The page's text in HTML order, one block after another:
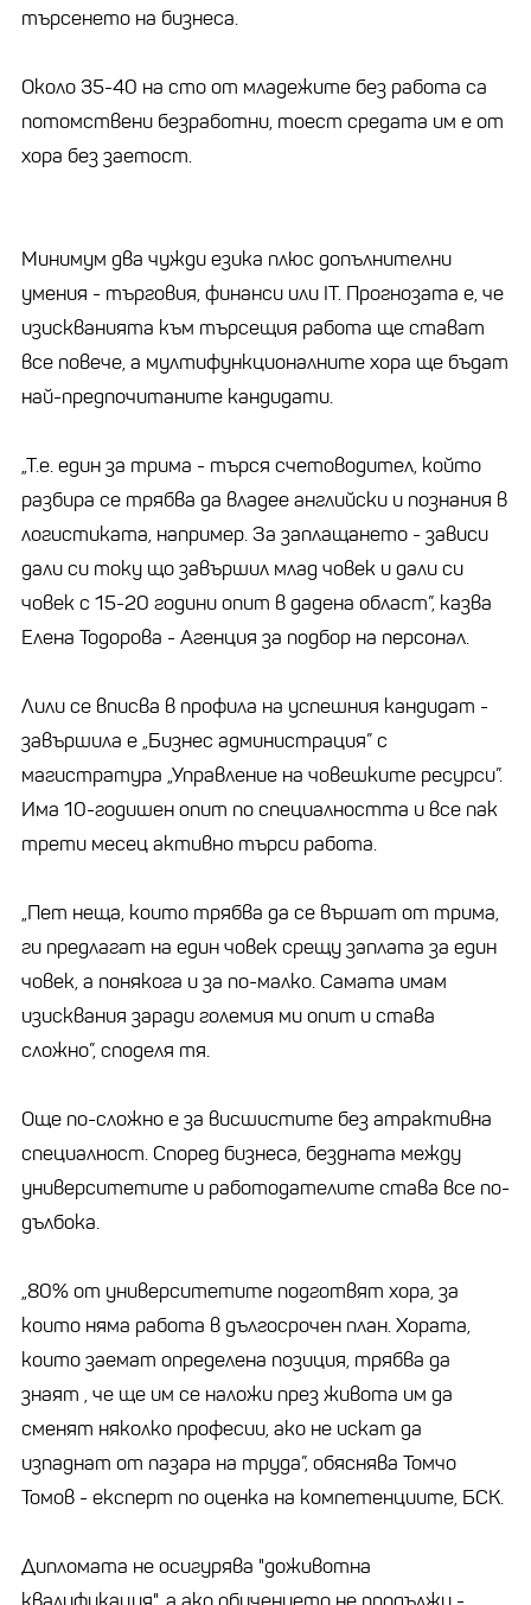
търсенето на бизнеса.
Около 35-40 на сто от младежите без работа са
потомствени безработни, тоест средата им е от
хора без заетост.
Минимум два чужди езика плюс допълнителни
умения - търговия, финанси или IT. Прогнозата е, че
изискванията към търсещия работа ще стават
все повече, а мултифункционалните хора ще бъдат
най-предпочитаните кандидати.
„Т.е. един за трима - търся счетоводител, който
разбира се трябва да владее английски и познания в
логистиката, например. За заплащането - зависи
дали си току що завършил млад човек и дали си
човек с 15-20 години опит в дадена област”, казва
Елена Тодорова - Агенция за подбор на персонал.
Лили се вписва в профила на успешния кандидат -
завършила е „Бизнес администрация” с
магистратура „Управление на човешките ресурси”.
Има 10-годишен опит по специалността и все пак
трети месец активно търси работа.
„Пет неща, които трябва да се вършат от трима,
ги предлагат на един човек срещу заплата за един
човек, а понякога и за по-малко. Самата имам
изисквания заради големия ми опит и става
сложно”, споделя тя.
Още по-сложно е за висшистите без атрактивна
специалност. Според бизнеса, бездната между
университетите и работодателите става все по-
дълбока.
„80% от университетите подготвят хора, за
които няма работа в дългосрочен план. Хората,
които заемат определена позиция, трябва да
знаят , че ще им се наложи през живота им да
сменят няколко професии, ако не искат да
изпаднат от пазара на труда”, обяснява Томчо
Томов - експерт по оценка на компетенциите, БСК.
Дипломата не осигурява "доживотна